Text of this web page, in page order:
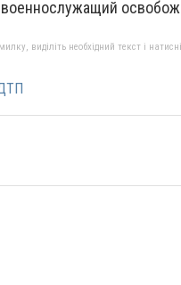
виділіть необхідний текст і